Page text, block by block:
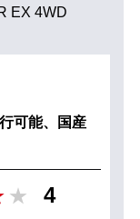
EX 4WD
可能、国産
4